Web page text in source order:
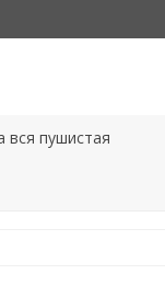
вся пушистая